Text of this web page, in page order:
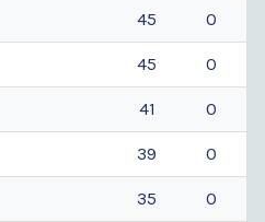
45 0
45 0
41 0
39 0
35 0